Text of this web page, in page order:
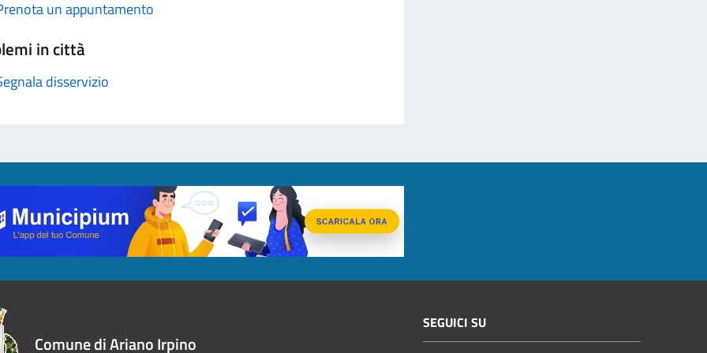
un appuntamento
in città
disservizio
Comune di Ariano Irpino
SEGUICI SU